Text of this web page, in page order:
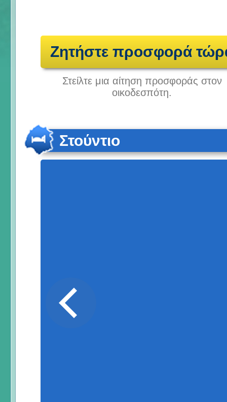
Ζητήστε προσφορά
Στείλτε μια αίτηση προσφοράς στον
οικοδεσπότη.
Στούντιο